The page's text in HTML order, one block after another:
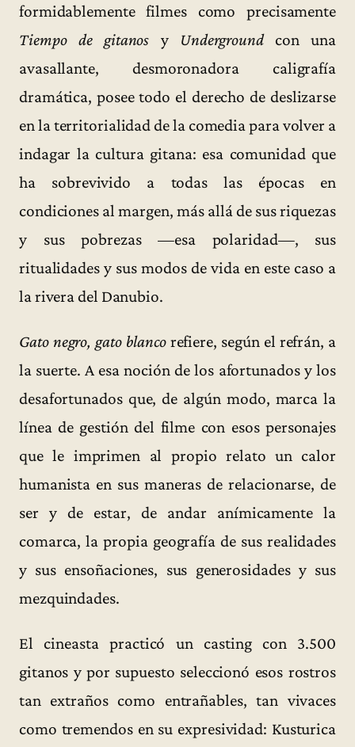
formidablemente filmes como precisamente
Tiempo de gitanos y Undergroundcon una
avasallante, desmoronadora caligrafía
dramática, posee todo el derecho de deslizarse
en la territorialidad de la comedia para volver a
indagar la cultura gitana: esa comunidad que
ha sobrevivido a todas las épocas en
condiciones al margen, más allá de sus riquezas
y sus pobrezas —esa polaridad—, sus
ritualidades y sus modos de vida en este caso a
la rivera del Danubio.
Gato negro, gato blancorefiere, según el refrán, a
la suerte. A esa noción de los afortunados y los
desafortunados que, de algún modo, marca la
línea de gestión del filme con esos personajes
que le imprimen al propio relato un calor
humanista en sus maneras de relacionarse, de
ser y de estar, de andar anímicamente la
comarca, la propia geografía de sus realidades
y sus ensoñaciones, sus generosidades y sus
mezquindades.
El cineasta practicó un casting con 3.500
gitanos y por supuesto seleccionó esos rostros
tan extraños como entrañables, tan vivaces
como tremendos en su expresividad: Kusturica